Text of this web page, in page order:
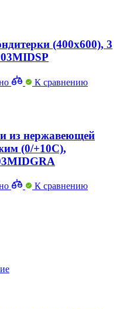
(400х600), 3
К сравнению
из нержавеющей
(0/+10C),
К сравнению